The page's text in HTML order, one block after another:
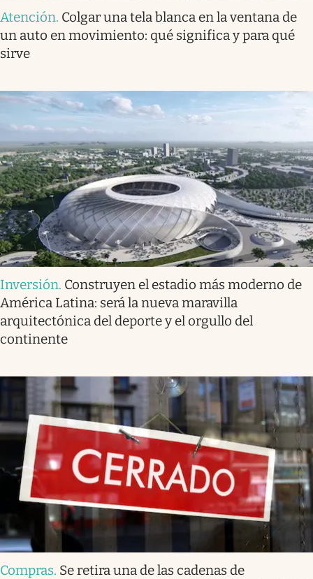
Atención. Colgar una tela blanca en la ventana de
un auto en movimiento: qué significa y para qué
sirve
Inversión. Construyen el estadio más moderno de
América Latina: será la nueva maravilla
arquitectónica del deporte y el orgullo del
continente
Compras. Se retira una de las cadenas de